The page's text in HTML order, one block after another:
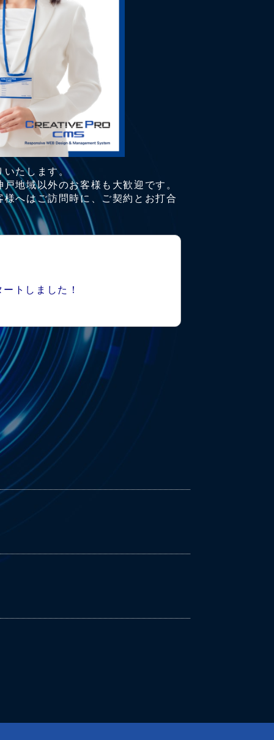
いたします。
地域以外のお客様も大歓迎です。
様へはご訪問時に、ご契約とお打合
トしました！